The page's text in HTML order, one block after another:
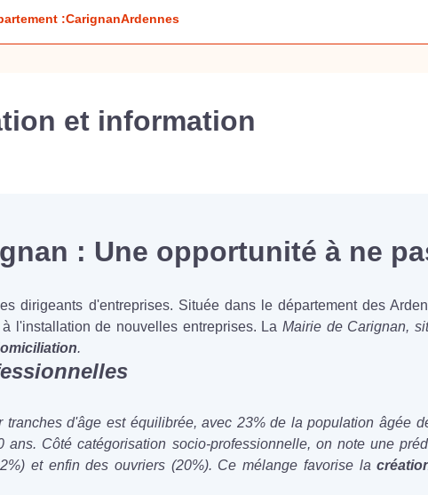
:CarignanArdennes
et information
: Une opportunité à ne
dirigeants d'entreprises. Située dans le département des
l'installation de nouvelles entreprises. La Mairie de Carignan,
.
d'âge est équilibrée, avec 23% de la population âgée
Côté catégorisation socio-professionnelle, on note une
et enfin des ouvriers (20%). Ce mélange favorise la